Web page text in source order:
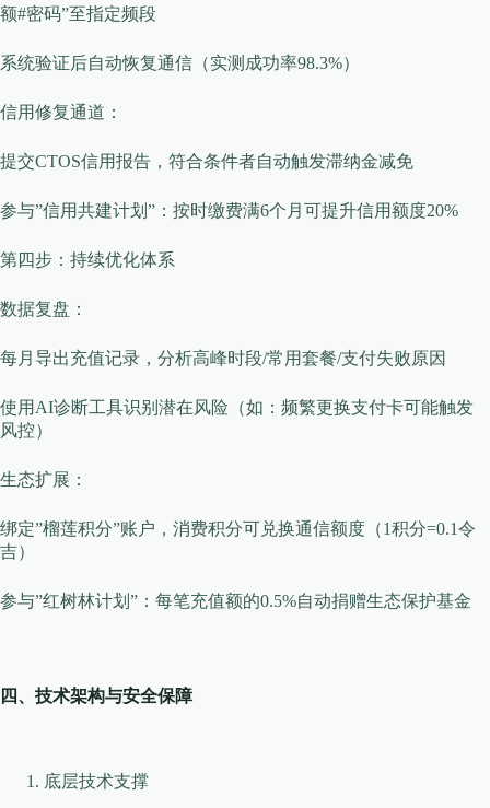
额#密码”至指定频段
系统验证后自动恢复通信（实测成功率98.3%）
​​信用修复通道​​：
提交CTOS信用报告，符合条件者自动触发滞纳金减免
参与”信用共建计划”：按时缴费满6个月可提升信用额度20%
第四步：持续优化体系
​​数据复盘​​：
每月导出充值记录，分析高峰时段/常用套餐/支付失败原因
使用AI诊断工具识别潜在风险（如：频繁更换支付卡可能触发
风控）
​​生态扩展​​：
绑定”榴莲积分”账户，消费积分可兑换通信额度（1积分=0.1令
吉）
参与”红树林计划”：每笔充值额的0.5%自动捐赠生态保护基金
四、技术架构与安全保障
底层技术支撑